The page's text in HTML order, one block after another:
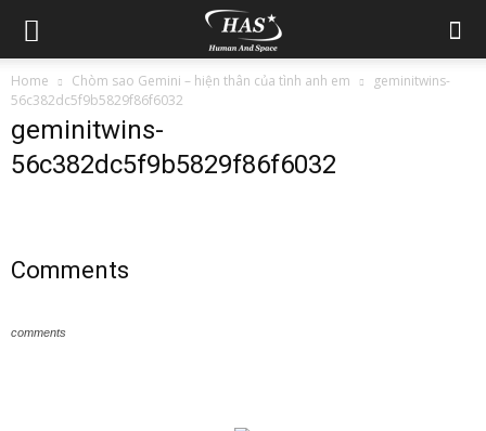
Home Chòm sao Gemini – hiện thân của tình anh em
geminitwins-
56c382dc5f9b5829f86f6032
geminitwins-
56c382dc5f9b5829f86f6032
Comments
comments